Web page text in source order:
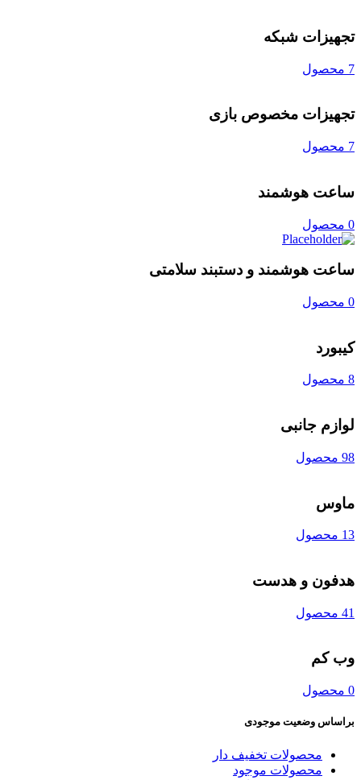
تجهیزات شبکه
7 محصول
تجهیزات مخصوص بازی
7 محصول
ساعت هوشمند
0 محصول
ساعت هوشمند و دستبند سلامتی
0 محصول
کیبورد
8 محصول
لوازم جانبی
98 محصول
ماوس
13 محصول
هدفون و هدست
41 محصول
وب کم
0 محصول
براساس وضعیت موجودی
محصولات تخفیف دار
محصولات موجود